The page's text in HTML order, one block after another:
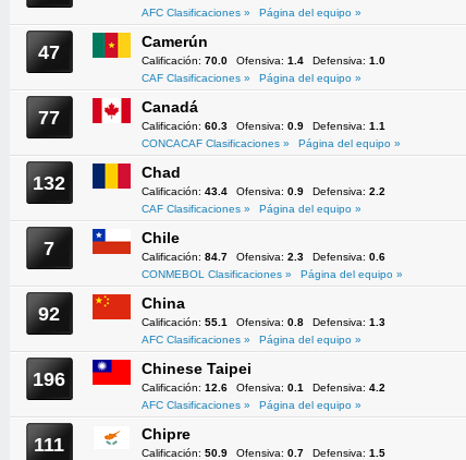
AFC Clasificaciones »
Página del equipo »
47 Camerún
Calificación: 70.0 Ofensiva: 1.4 Defensiva: 1.0
CAF Clasificaciones »
Página del equipo »
77 Canadá
Calificación: 60.3 Ofensiva: 0.9 Defensiva: 1.1
CONCACAF Clasificaciones »
Página del equipo »
132 Chad
Calificación: 43.4 Ofensiva: 0.9 Defensiva: 2.2
CAF Clasificaciones »
Página del equipo »
7 Chile
Calificación: 84.7 Ofensiva: 2.3 Defensiva: 0.6
CONMEBOL Clasificaciones »
Página del equipo »
92 China
Calificación: 55.1 Ofensiva: 0.8 Defensiva: 1.3
AFC Clasificaciones »
Página del equipo »
196 Chinese Taipei
Calificación: 12.6 Ofensiva: 0.1 Defensiva: 4.2
AFC Clasificaciones »
Página del equipo »
111 Chipre
Calificación: 50.9 Ofensiva: 0.7 Defensiva: 1.5